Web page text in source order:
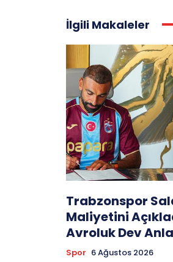
İlgili Makaleler
Trabzonspor
Maliyetini
Avroluk Dev
Spor 6 Ağustos 2026